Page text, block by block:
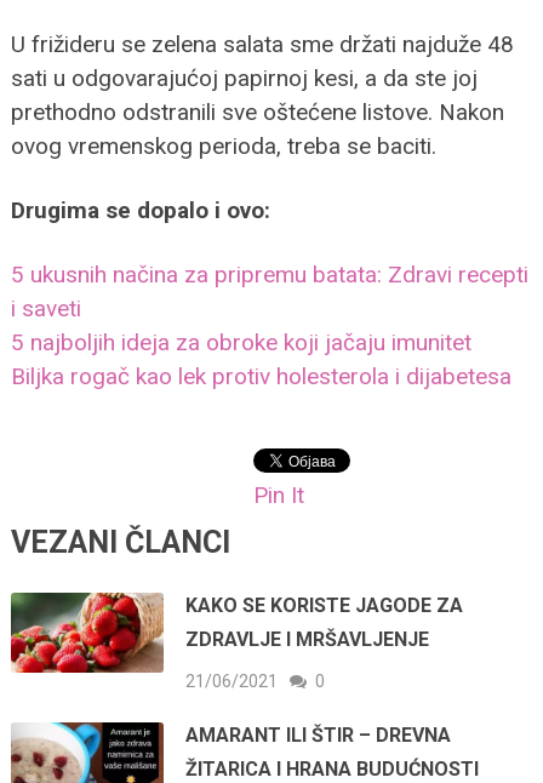
U frižideru se zelena salata sme držati najduže 48
sati u odgovarajućoj papirnoj kesi, a da ste joj
prethodno odstranili sve oštećene listove. Nakon
ovog vremenskog perioda, treba se baciti.
Drugima se dopalo i ovo:
5 ukusnih načina za pripremu batata: Zdravi recepti
i saveti
5 najboljih ideja za obroke koji jačaju imunitet
Biljka rogač kao lek protiv holesterola i dijabetesa
Pin It
VEZANI ČLANCI
KAKO SE KORISTE JAGODE ZA
ZDRAVLJE I MRŠAVLJENJE
21/06/2021 0
AMARANT ILI ŠTIR – DREVNA
ŽITARICA I HRANA BUDUĆNOSTI